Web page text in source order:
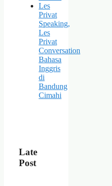
Les
Privat
Speaking,
Les
Privat
Conversation
Bahasa
Inggris
di
Bandung
Cimahi
Late
Post